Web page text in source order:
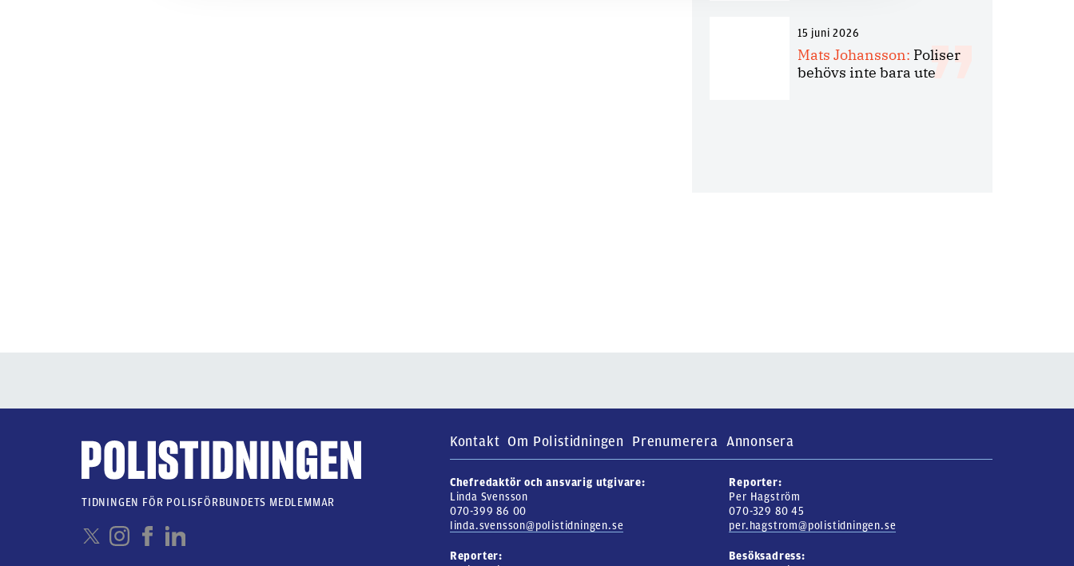
15 juni 2026
Mats Johansson: Poliser
behövs inte bara ute
Kontakt Om Polistidningen Prenumerera Annonsera
Chefredaktör och ansvarig utgivare:
Linda Svensson
070-399 86 00
linda.svensson@polistidningen.se
Reporter:
Per Hagström
070-329 80 45
per.hagstrom@polistidningen.se
Reporter:
Besöksadress:
TIDNINGEN FÖR POLISFÖRBUNDETS MEDLEMMAR